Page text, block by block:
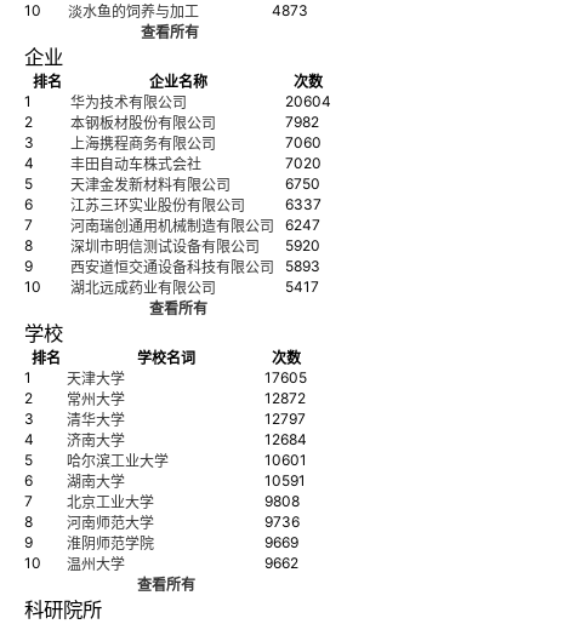
10
淡水鱼的饲养与加工
4873
查看所有
企业
排名 企业名称
次数
1
华为技术有限公司
20604
2
本钢板材股份有限公司
7982
3
上海携程商务有限公司
7060
4
丰田自动车株式会社
7020
5
天津金发新材料有限公司
6750
6
江苏三环实业股份有限公司
6337
7
河南瑞创通用机械制造有限公司
6247
8
深圳市明信测试设备有限公司
5920
9
西安道恒交通设备科技有限公司
5893
10
湖北远成药业有限公司
5417
查看所有
学校
排名 学校名词
次数
1
天津大学
17605
2
常州大学
12872
3
清华大学
12797
4
济南大学
12684
5
哈尔滨工业大学
10601
6
湖南大学
10591
7
北京工业大学
9808
8
河南师范大学
9736
9
淮阴师范学院
9669
10
温州大学
9662
查看所有
科研院所